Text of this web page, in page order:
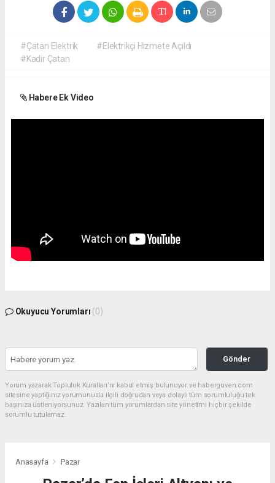
#Çatan Elektrik
#Elektrikçi Hizmete Açıldı
#Kadir Çatan
Habere Ek Video
Okuyucu Yorumları (0)
Gönder
Yorum yazarak Topluluk Kuralları’nı kabul etmiş bulunuyor ve haberguven.com
sitesine yaptığınız yorumunuzla ilgili doğrudan veya dolaylı tüm sorumluluğu tek
başınıza üstleniyorsunuz. Yazılan tüm yorumlardan site yönetimi hiçbir şekilde
sorumlu tutulamaz.
Anasayfa Pazar